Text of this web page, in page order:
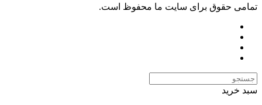
تمامی حقوق برای سایت ما محفوظ است.
سبد خرید